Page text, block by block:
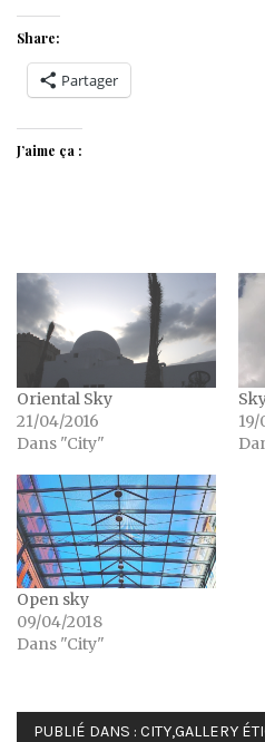
Share:
Partager
J’aime ça :
Oriental Sky
21/04/2016
Dans "City"
19/
Open sky
09/04/2018
Dans "City"
PUBLIÉ DANS : CITY,GALLERY